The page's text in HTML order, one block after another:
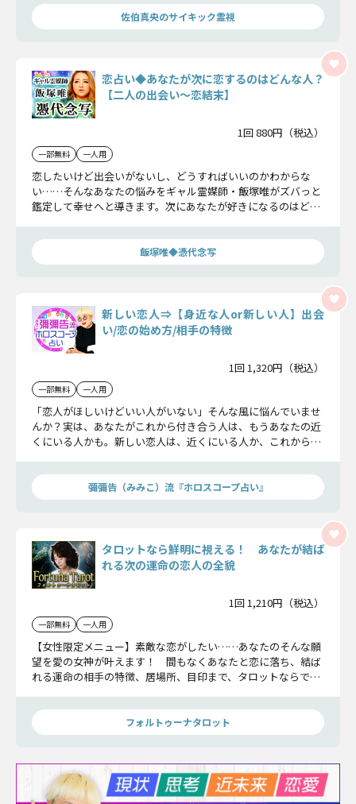
佐伯真央のサイキック霊視
恋占い◆あなたが次に恋するのはどんな人？
【二人の出会い〜恋結末】
1回 880円（税込）
一部無料 一人用
恋したいけど出会いがないし、どうすればいいのかわからな
い……そんなあなたの悩みをギャル霊媒師・飯塚唯がズバっと
鑑定して幸せへと導きます。次にあなたが好きになるのはどん
どうなるのかお伝えしましょう。
飯塚唯◆憑代念写
新しい恋人⇒【身近な人or新しい人】出会
い/恋の始め方/相手の特徴
1回 1,320円（税込）
一部無料 一人用
「恋人がほしいけどいい人がいない」そんな風に悩んでいませ
んか？実は、あなたがこれから付き合う人は、もうあなたの近
くにいる人かも。新しい恋人は、近くにいる人か、これから出
いきます。
彌彌告（みみこ）流『ホロスコープ占い』
タロットなら鮮明に視える！ あなたが結ば
れる次の運命の恋人の全貌
1回 1,210円（税込）
一部無料 一人用
【女性限定メニュー】素敵な恋がしたい……あなたのそんな願
望を愛の女神が叶えます！ 間もなくあなたと恋に落ち、結ば
れる運命の相手の特徴、居場所、目印まで、タロットならでは
フォルトゥーナタロット